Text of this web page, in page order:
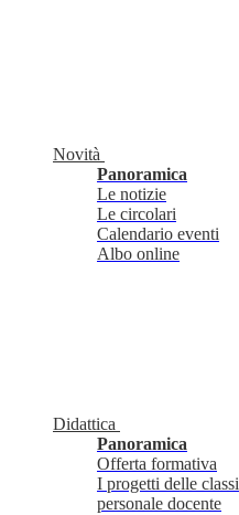
Novità
Panoramica
Le notizie
Le circolari
Calendario eventi
Albo online
Didattica
Panoramica
Offerta formativa
I progetti delle classi
personale docente